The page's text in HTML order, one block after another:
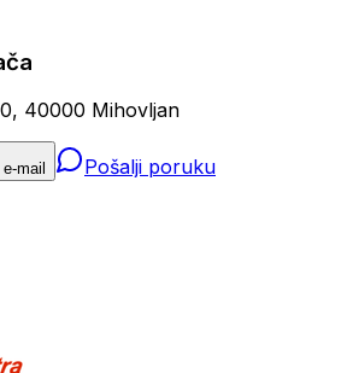
40000 Mihovljan
mail Pošalji poruku